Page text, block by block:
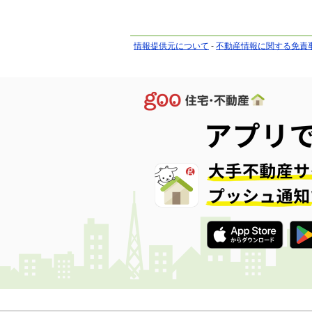
情報提供元について - 不動産情報に関する免責